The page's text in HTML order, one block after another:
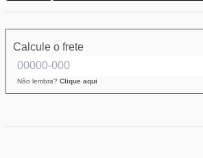
Calcule o frete
Não lembra? Clique aqui